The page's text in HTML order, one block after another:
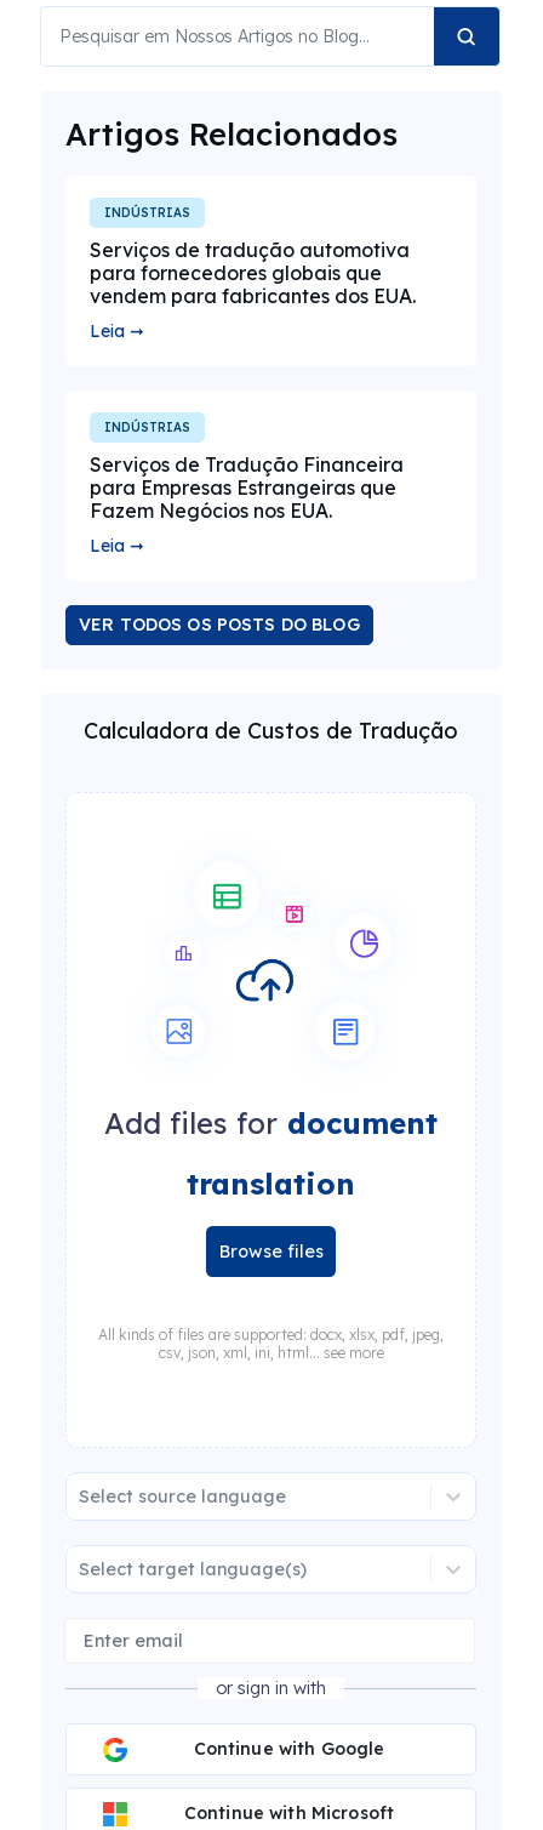
Artigos Relacionados
INDÚSTRIAS
Serviços de tradução automotiva
para fornecedores globais que
vendem para fabricantes dos EUA.
Leia ➞
INDÚSTRIAS
Serviços de Tradução Financeira
para Empresas Estrangeiras que
Fazem Negócios nos EUA.
Leia ➞
VER TODOS OS POSTS DO BLOG
Calculadora de Custos de Tradução
Add files for document
translation
Browse files
All kinds of files are supported: docx, xlsx, pdf, jpeg,
csv, json, xml, ini, html... see more
Select source language
Select target language(s)
or sign in with
Continue with Google
Continue with Microsoft